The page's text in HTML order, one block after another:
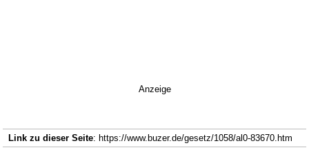
Anzeige
Link zu dieser Seite: https://www.buzer.de/gesetz/1058/al0-83670.htm